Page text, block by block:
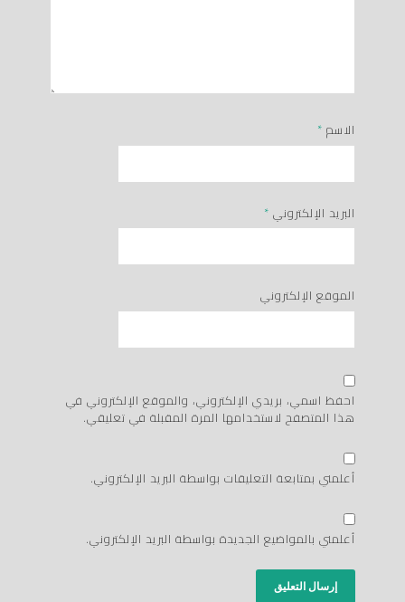
الاسم *
البريد الإلكتروني *
الموقع الإلكتروني
احفظ اسمي، بريدي الإلكتروني، والموقع الإلكتروني في
هذا المتصفح لاستخدامها المرة المقبلة في تعليقي.
أعلمني بمتابعة التعليقات بواسطة البريد الإلكتروني.
أعلمني بالمواضيع الجديدة بواسطة البريد الإلكتروني.